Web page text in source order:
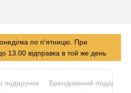
по п'ятницю. При
13.00 відправка в той же день
подарунки Брендований